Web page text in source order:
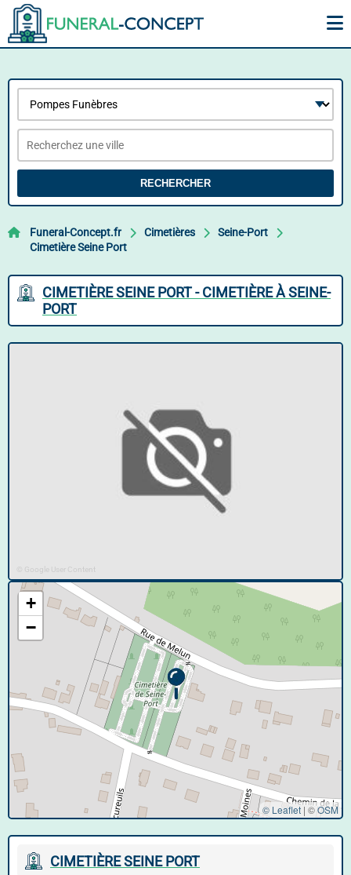
RECHERCHER
Funeral-Concept.fr Cimetières
Seine-Port
Cimetière Seine Port
CIMETIÈRE SEINE PORT - CIMETIÈRE À SEINE-
PORT
© Google User Content
+
−
© Leaflet |©OSM
CIMETIÈRE SEINE PORT